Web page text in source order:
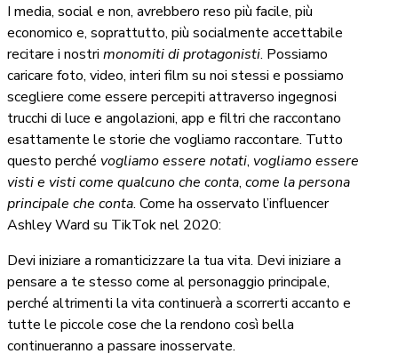
I media, social e non, avrebbero reso più facile, più
economico e, soprattutto, più socialmente accettabile
recitare i nostri monomitidi protagonisti. Possiamo
caricare foto, video, interi film su noi stessi e possiamo
scegliere come essere percepiti attraverso ingegnosi
trucchi di luce e angolazioni, app e filtri che raccontano
esattamente le storie che vogliamo raccontare. Tutto
questo perché vogliamo essere notati, vogliamo essere
visti e visti come qualcuno che conta, come la persona
principale che conta. Come ha osservato l’influencer
Ashley Ward su TikTok nel 2020:
Devi iniziare a romanticizzare la tua vita. Devi iniziare a
pensare a te stesso come al personaggio principale,
perché altrimenti la vita continuerà a scorrerti accanto e
tutte le piccole cose che la rendono così bella
continueranno a passare inosservate.